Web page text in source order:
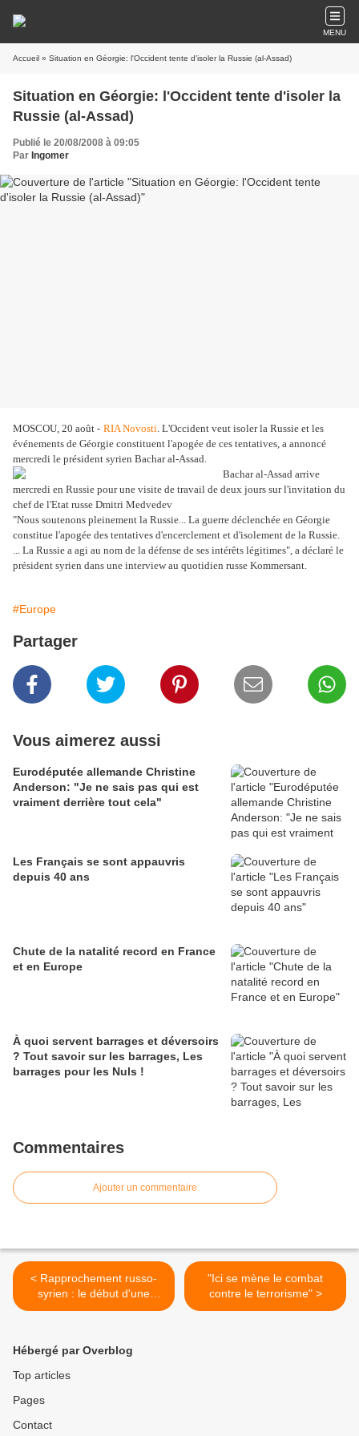
MENU
Accueil » Situation en Géorgie: l'Occident tente d'isoler la Russie (al-Assad)
Situation en Géorgie: l'Occident tente d'isoler la
Russie (al-Assad)
Publié le 20/08/2008 à 09:05
Par Ingomer
MOSCOU, 20 août - RIA Novosti. L'Occident veut isoler la Russie et les
événements de Géorgie constituent l'apogée de ces tentatives, a annoncé
mercredi le président syrien Bachar al-Assad.
Bachar al-Assad arrive
mercredi en Russie pour une visite de travail de deux jours sur l'invitation du
chef de l'Etat russe Dmitri Medvedev
"Nous soutenons pleinement la Russie... La guerre déclenchée en Géorgie
constitue l'apogée des tentatives d'encerclement et d'isolement de la Russie.
... La Russie a agi au nom de la défense de ses intérêts légitimes", a déclaré le
président syrien dans une interview au quotidien russe Kommersant.
#Europe
Partager
Vous aimerez aussi
Eurodéputée allemande Christine
Anderson: "Je ne sais pas qui est
vraiment derrière tout cela"
Les Français se sont appauvris
depuis 40 ans
Chute de la natalité record en France
et en Europe
À quoi servent barrages et déversoirs
? Tout savoir sur les barrages, Les
barrages pour les Nuls !
Commentaires
Ajouter un commentaire
< Rapprochement russo-
syrien : le début d'une
réalisation des prophéties
"Ici se mène le combat
contre le terrorisme" >
Hébergé par Overblog
Top articles
Pages
Contact